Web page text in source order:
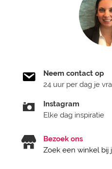
Neem contact op
24 uur per dag je
Instagram
Elke dag inspiratie
Bezoek ons
Zoek een winkel bij